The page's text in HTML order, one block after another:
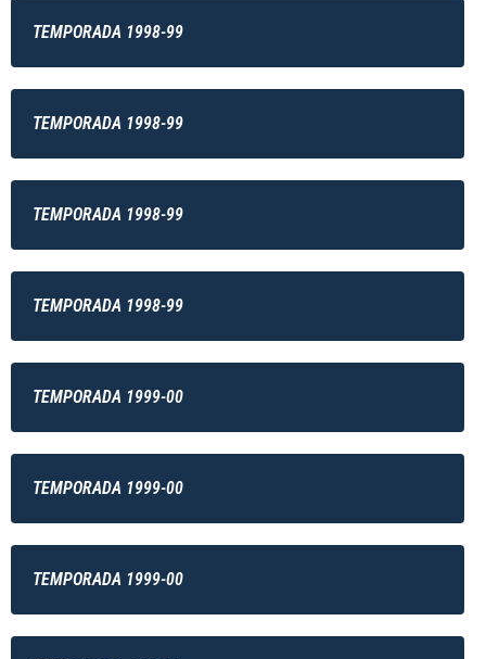
TEMPORADA 1998-99
TEMPORADA 1998-99
TEMPORADA 1998-99
TEMPORADA 1998-99
TEMPORADA 1999-00
TEMPORADA 1999-00
TEMPORADA 1999-00